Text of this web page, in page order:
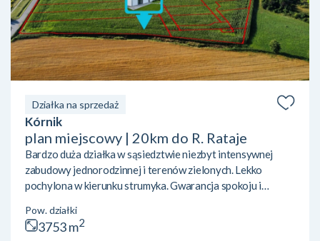
Działka na sprzedaż
Kórnik
plan miejscowy | 20km do R. Rataje
Bardzo duża działka w sąsiedztwie niezbyt intensywnej
zabudowy jednorodzinnej i terenów zielonych. Lekko
pochylona w kierunku strumyka. Gwarancja spokoju i
koło Kórnika, przy granicy z Owocowym Wzgórzem w
Dziećmierowie. Lokalizacja w pobliżu Kórnika, ze świetnym
Pow. działki
3753 m2